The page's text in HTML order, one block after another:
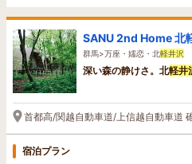
SANU 2nd Home 北
群馬>万座・嬬恋・北軽井沢
深い森の静けさ。北軽井
首都高/関越自動車道/上信越自動車道
宿泊プラン